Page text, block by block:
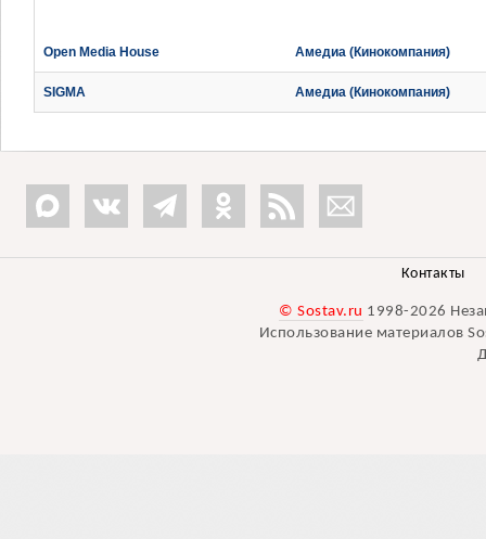
Open Media House Амедиа (Кинокомпания)
SIGMA Амедиа (Кинокомпания)
Контакты
© Sostav.ru 1998-2026
Использование материалов